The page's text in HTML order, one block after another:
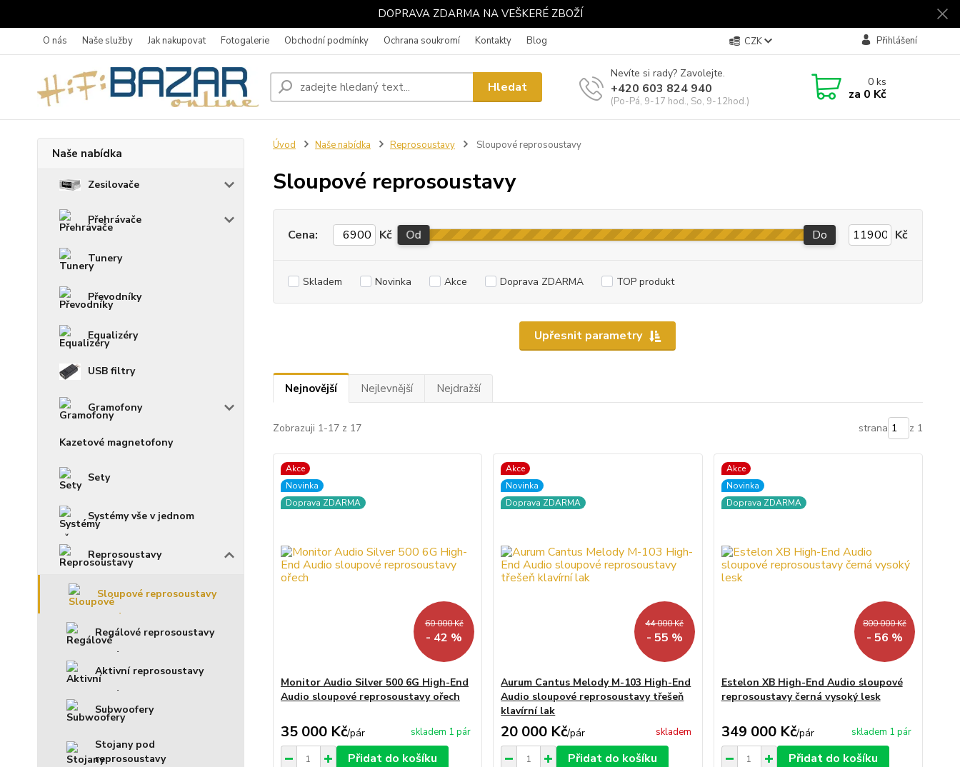
DOPRAVA ZDARMA NA VEŠKERÉ ZBOŽÍ
O nás Naše služby Jak nakupovat Fotogalerie Obchodní podmínky Ochrana soukromí Kontakty Blog CZK Přihlášení
Hledat
Nevíte si rady? Zavolejte.
+420 603 824 940
(Po-Pá, 9-17 hod., So, 9-12hod.)
0ks
za 0 Kč
Naše nabídka
Zesilovače
Přehrávače
Tunery
Převodníky
Equalizéry
USB filtry
Gramofony
Kazetové magnetofony
Sety
Systémy vše v jednom
Reprosoustavy
Sloupové reprosoustavy
Regálové reprosoustavy
Aktivní reprosoustavy
Subwoofery
Stojany pod
reprosoustavy
Úvod Naše nabídka Reprosoustavy Sloupové reprosoustavy
Sloupové reprosoustavy
Upřesnit parametry
Cena: Kč Od Do Kč
Skladem Novinka Akce Doprava ZDARMA TOP produkt
Nejnovější Nejlevnější Nejdražší
Zobrazuji 1-17 z 17 strana z 1
Akce
Novinka
Doprava ZDARMA
60 000 Kč
- 42 %
Monitor Audio Silver 500 6G High-End
Audio sloupové reprosoustavy ořech
35 000 Kč/pár skladem 1 pár
Přidat do košíku
Akce
Novinka
Doprava ZDARMA
44 000 Kč
- 55 %
Aurum Cantus Melody M-103 High-End
Audio sloupové reprosoustavy třešeň
klavírní lak
20 000 Kč/pár skladem
Přidat do košíku
Akce
Novinka
Doprava ZDARMA
800 000 Kč
- 56 %
Estelon XB High-End Audio sloupové
reprosoustavy černá vysoký lesk
349 000 Kč/pár skladem 1 pár
Přidat do košíku